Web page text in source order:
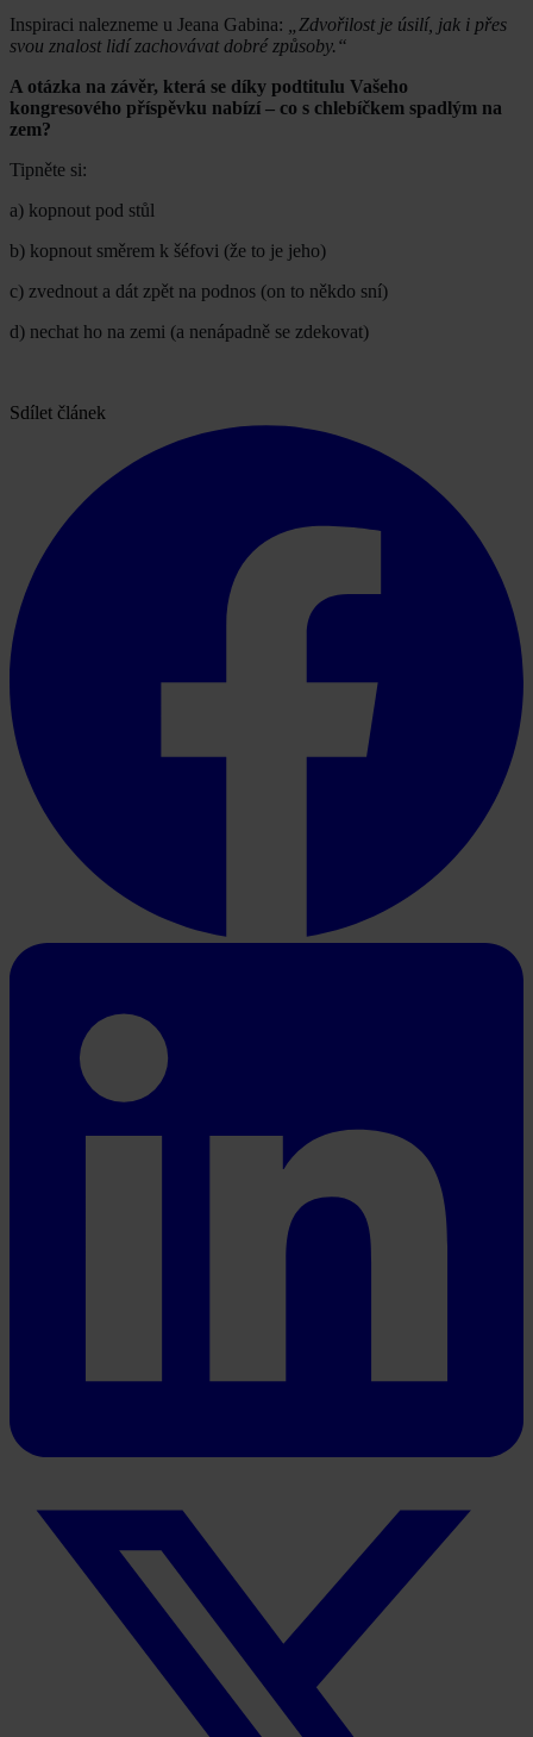
Inspiraci nalezneme u Jeana Gabina:
„Zdvořilost je úsilí, jak i přes
svou znalost lidí zachovávat dobré způsoby.“
A otázka na závěr, která se díky podtitulu Vašeho
kongresového příspěvku nabízí – co s chlebíčkem spadlým na
zem?
Tipněte si:
a) kopnout pod stůl
b) kopnout směrem k šéfovi (že to je jeho)
c) zvednout a dát zpět na podnos (on to někdo sní)
d) nechat ho na zemi (a nenápadně se zdekovat)
Sdílet článek